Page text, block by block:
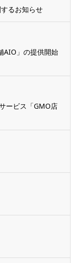
るお知らせ
AIO」の提供開始
ービス「GMO店